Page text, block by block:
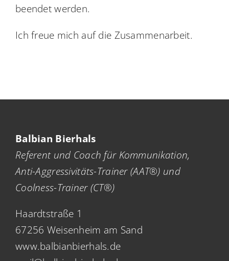
beendet werden.
Ich freue mich auf die Zusammenarbeit.
Balbian Bierhals
Referent und Coach für Kommunikation,
Anti-Aggressivitäts-Trainer (AAT®) und
Coolness-Trainer (CT®)
Haardtstraße 1
67256 Weisenheim am Sand
www.balbianbierhals.de